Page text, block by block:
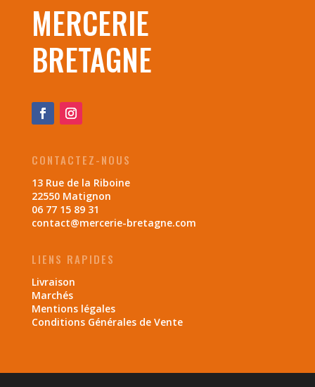
MERCERIE
BRETAGNE
CONTACTEZ-NOUS
13 Rue de la Riboine
22550 Matignon
06 77 15 89 31
contact@mercerie-bretagne.com
LIENS RAPIDES
Livraison
Marchés
Mentions légales
Conditions Générales de Vente